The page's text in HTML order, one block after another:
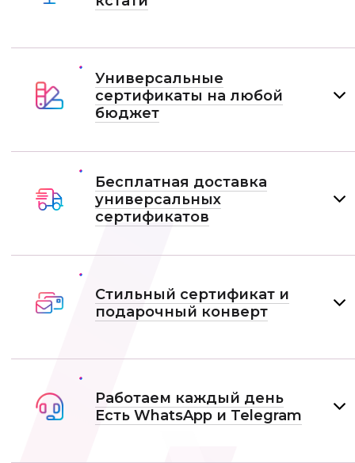
Универсальные
сертификаты на любой
бюджет
Бесплатная доставка
универсальных
сертификатов
Стильный сертификат и
подарочный конверт
Работаем каждый день
Есть WhatsApp и Telеgram